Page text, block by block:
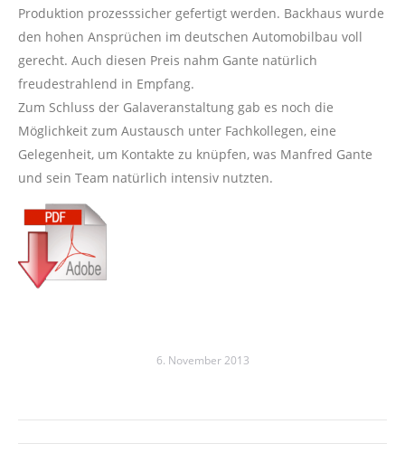
Produktion prozesssicher gefertigt werden. Backhaus wurde
den hohen Ansprüchen im deutschen Automobilbau voll
gerecht. Auch diesen Preis nahm Gante natürlich
freudestrahlend in Empfang.
Zum Schluss der Galaveranstaltung gab es noch die
Möglichkeit zum Austausch unter Fachkollegen, eine
Gelegenheit, um Kontakte zu knüpfen, was Manfred Gante
und sein Team natürlich intensiv nutzten.
6. November 2013
Kommentarnavigation